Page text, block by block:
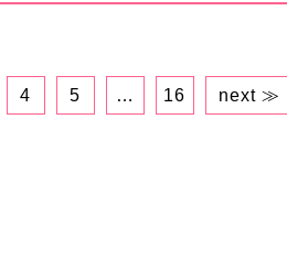
4 5 … 16 next ≫